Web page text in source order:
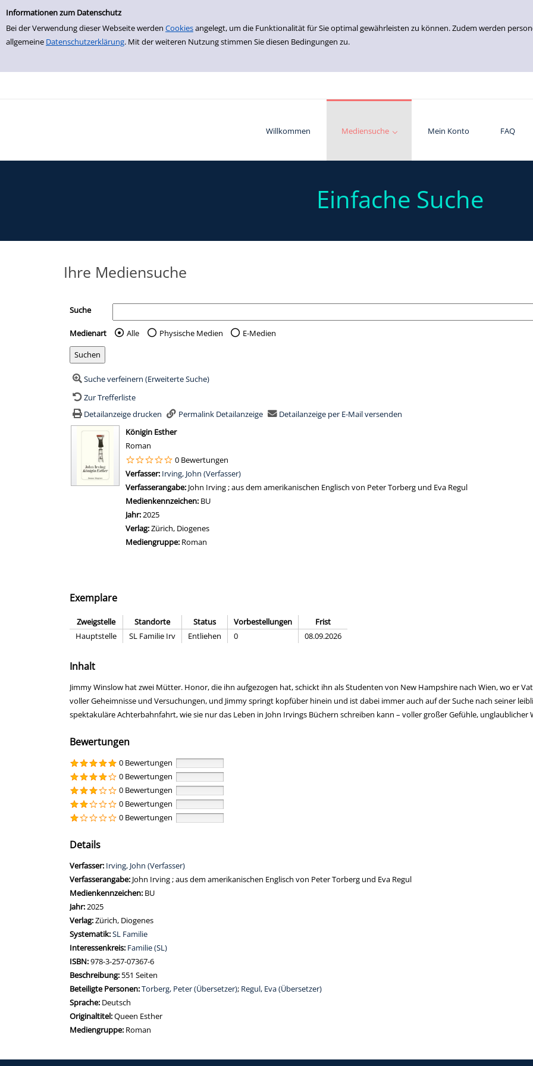
Einfache Suche
Informationen zum Datenschutz
Bei der Verwendung dieser Webseite werden Cookiesangelegt, um die Funktionalität für Sie optimal gewährleisten zu können. Zudem werden
allgemeine Datenschutzerklärung. Mit der weiteren Nutzung stimmen Sie diesen Bedingungen zu.
Zur Detailanzeige springen
Willkommen Einfache Suche
Erweiterte Suche
Mediensuche Mein Konto FAQ
Einfache Suche
Ihre Mediensuche
Suche
Medienart Wählen Sie die Medienart nach der Sie suchen wollen.
Alle Physische Medien E-Medien
Suche verfeinern (Erweiterte Suche)
Zur Trefferliste
Detailanzeige drucken
Permalink Detailanzeige Detailanzeige per E-Mail versenden
wird in neuem Tab geöffnet
Königin Esther
Roman
0 Bewertungen
Verfasser: Suche nach diesem Verfasser
Irving, John (Verfasser)
Verfasserangabe: John Irving ; aus dem amerikanischen Englisch von Peter Torberg und Eva Regul
Medienkennzeichen: BU
Jahr:2025
Verlag:Zürich, Diogenes
Mediengruppe: Roman
Exemplare
Zweigstelle Standorte Status Vorbestellungen
Frist
Hauptstelle
SL Familie Irv Entliehen 0 08.09.2026
Inhalt
Jimmy Winslow hat zwei Mütter. Honor, die ihn aufgezogen hat, schickt ihn als Studenten von New Hampshire nach Wien, wo er
voller Geheimnisse und Versuchungen, und Jimmy springt kopfüber hinein und ist dabei immer auch auf der Suche nach seiner
spektakuläre Achterbahnfahrt, wie sie nur das Leben in John Irvings Büchern schreiben kann – voller großer Gefühle,
Bewertungen
0 Bewertungen
0 Bewertungen
0 Bewertungen
0 Bewertungen
0 Bewertungen
Details
Verfasser: Suche nach diesem Verfasser
Irving, John (Verfasser)
Verfasserangabe: John Irving ; aus dem amerikanischen Englisch von Peter Torberg und Eva Regul
Medienkennzeichen: BU
Jahr:2025
Verlag:Zürich, Diogenes
opens in new tab
Diesen Link in neuem Tab öffnen
Systematik:Suche nach dieser Systematik
SL Familie
Interessenkreis: Suche nach diesem Interessenskreis
Familie (SL)
ISBN:978-3-257-07367-6
Beschreibung: 551 Seiten
Beteiligte Personen:Suche nach dieser Beteiligten Person
Torberg, Peter (Übersetzer); Regul, Eva (Übersetzer)
Sprache: Deutsch
Originaltitel:Queen Esther
Mediengruppe: Roman